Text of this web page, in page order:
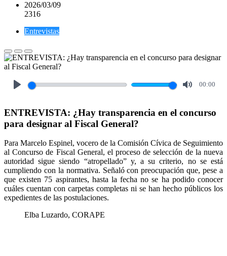
2026/03/09
2316
Entrevistas
00:00
ENTREVISTA: ¿Hay transparencia en el concurso
para designar al Fiscal General?
Para Marcelo Espinel, vocero de la Comisión Cívica de Seguimiento
al Concurso de Fiscal General, el proceso de selección de la nueva
autoridad sigue siendo “atropellado” y, a su criterio, no se está
cumpliendo con la normativa. Señaló con preocupación que, pese a
que existen 75 aspirantes, hasta la fecha no se ha podido conocer
cuáles cuentan con carpetas completas ni se han hecho públicos los
expedientes de las postulaciones.
Elba Luzardo, CORAPE